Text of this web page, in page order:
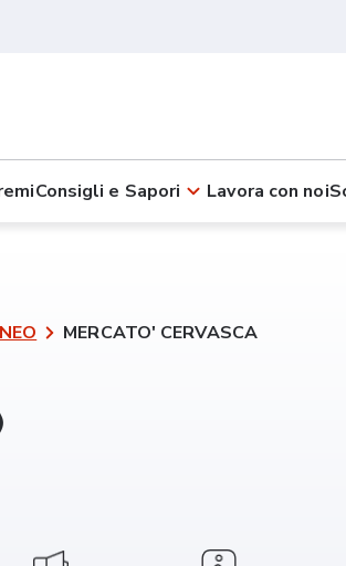
Consigli e Sapori Lavora con noi
MERCATO' CERVASCA